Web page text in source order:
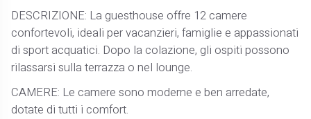
DESCRIZIONE: La guesthouse offre 12 camere
confortevoli, ideali per vacanzieri, famiglie e appassionati
di sport acquatici. Dopo la colazione, gli ospiti possono
rilassarsi sulla terrazza o nel lounge.
CAMERE: Le camere sono moderne e ben arredate,
dotate di tutti i comfort.